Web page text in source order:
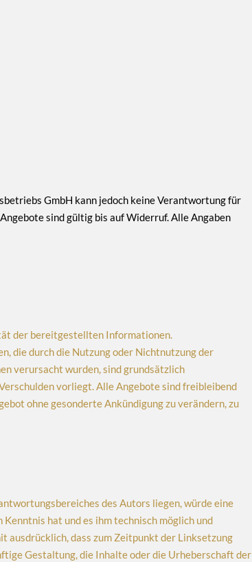
GmbH kann jedoch keine Verantwortung für
sind gültig bis auf Widerruf. Alle Angaben
der bereitgestellten Informationen.
die durch die Nutzung oder Nichtnutzung der
verursacht wurden, sind grundsätzlich
vorliegt. Alle Angebote sind freibleibend
ohne gesonderte Ankündigung zu verändern, zu
des Autors liegen, würde eine
hat und es ihm technisch möglich und
dass zum Zeitpunkt der Linksetzung
Gestaltung, die Inhalte oder die Urheberschaft der